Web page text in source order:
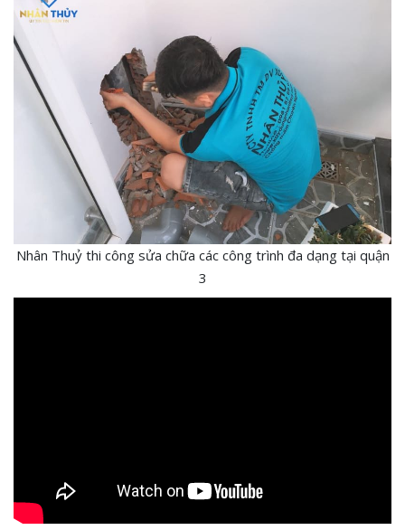
Nhân Thuỷ thi công sửa chữa các công trình đa dạng tại quận
3